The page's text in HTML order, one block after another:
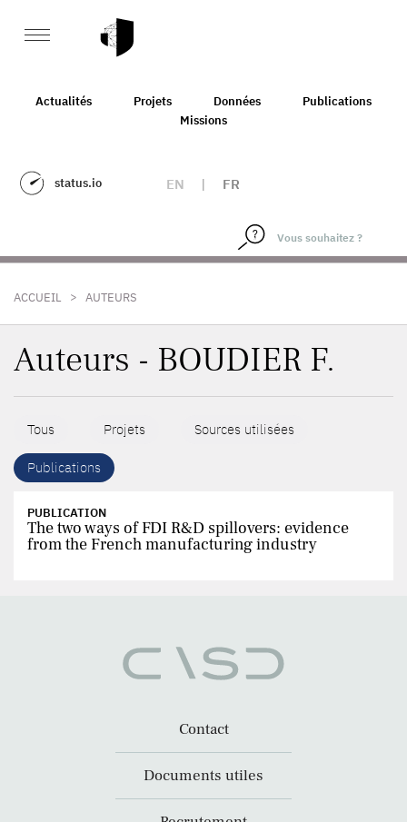
Actualités Projets Données
Publications
Missions
status.io EN | FR
ACCUEIL > AUTEURS
Auteurs - BOUDIER F.
Tous Projets Sources utilisées
Publications
PUBLICATION
The two ways of FDI R&D spillovers: evidence
from the French manufacturing industry
Contact
Documents utiles